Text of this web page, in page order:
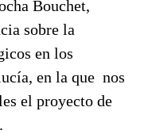
Bouchet,
sobre la
en los
en la que nos
el proyecto de